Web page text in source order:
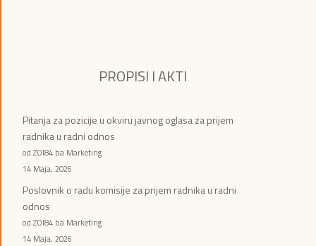
PROPISI I AKTI
Pitanja za pozicije u okviru javnog oglasa za prijem
radnika u radni odnos
od ZOI84.ba Marketing
14 Maja, 2026
Poslovnik o radu komisije za prijem radnika u radni
odnos
od ZOI84.ba Marketing
14 Maja, 2026